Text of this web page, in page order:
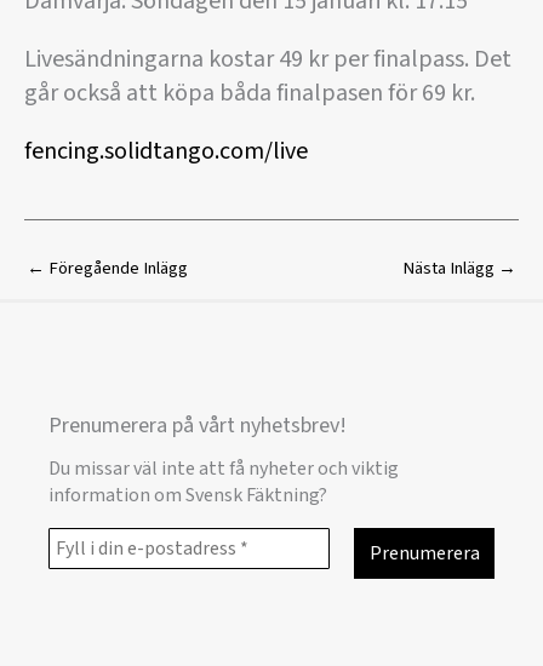
Livesändningarna kostar 49 kr per finalpass. Det
går också att köpa båda finalpasen för 69 kr.
fencing.solidtango.com/live
← Föregående Inlägg Nästa Inlägg →
Prenumerera på vårt nyhetsbrev!
Du missar väl inte att få nyheter och viktig
information om Svensk Fäktning?